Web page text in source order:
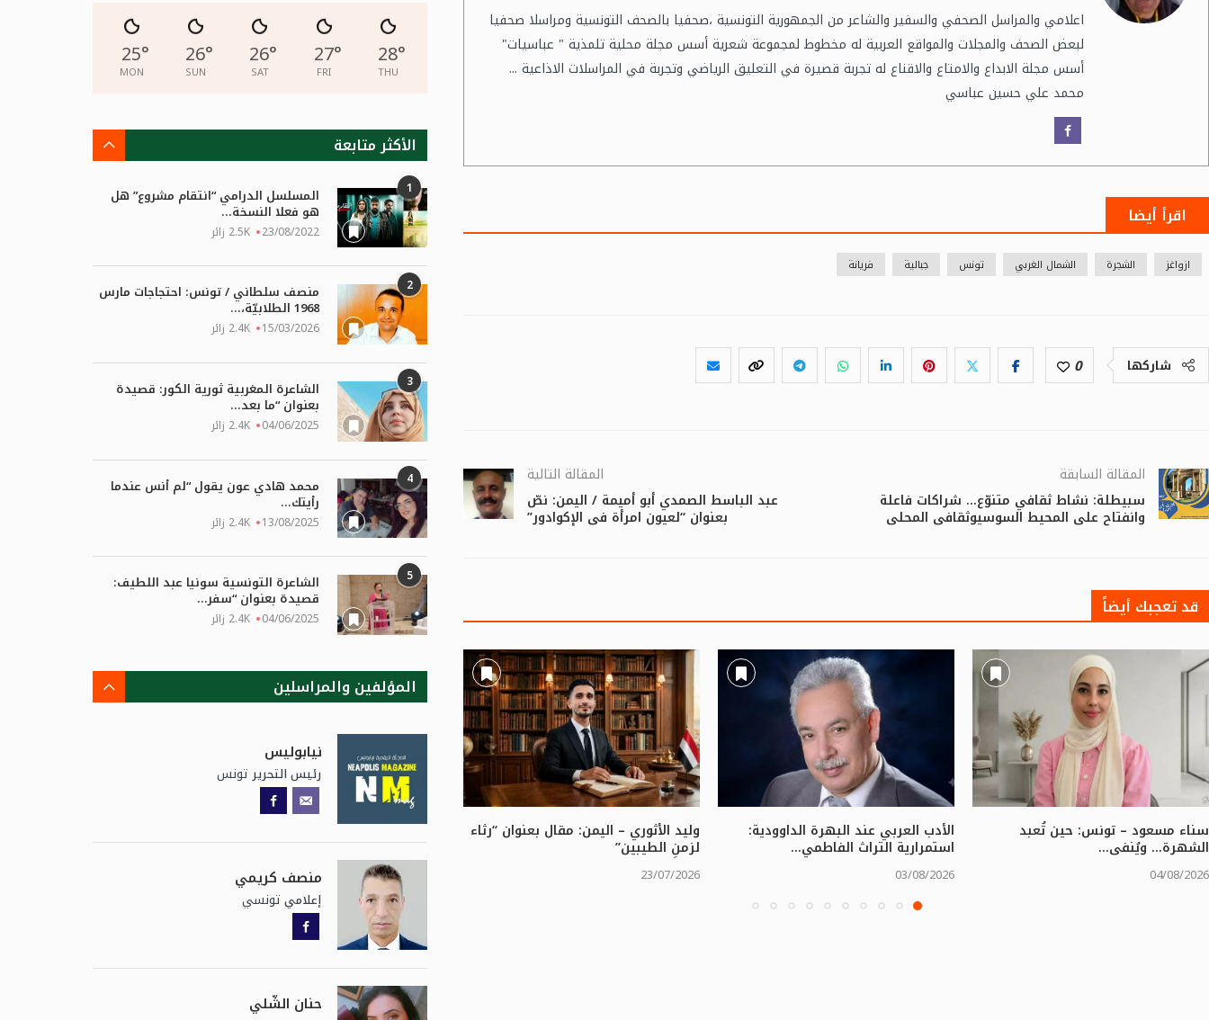
اعلامي والمراسل الصحفي والسفير والشاعر من الجمهورية التونسية ،صحفيا بالصحف التونسية ومراسلا صحفيا
لبعض الصحف والمجلات والمواقع العربية له مخطوط لمجموعة شعرية أسس مجلة محلية تلمذية " عباسيات"
أسس مجلة الابداع والامتاع والاقناع له تجربة قصيرة في التعليق الرياضي وتجربة في المراسلات الاذاعية ...
محمد علي حسين عباسي
اقرأ أيضا
ازواغز الشجرة الشمال الغربي تونس جبالية فريانة
شاركها 0
المقالة السابقة
سبيطلة: نشاط ثقافي متنوّع… شراكات فاعلة
وانفتاح على المحيط السوسيوثقافي المحلي
المقالة التالية
عبد الباسط الصمدي أبو أميمة / اليمن: نصّ
بعنوان “لعيون امرأة في الإكوادور”
قد تعجبك أيضاً
سناء مسعود – تونس: حين تُعبد
الشهرة… ويُنفى...
04/08/2026
الأدب العربي عند البهرة الداوودية:
استمرارية التراث الفاطمي...
03/08/2026
وليد الأثوري – اليمن: ​مقال بعنوان “رثاء
لزمنِ الطيبين”
23/07/2026
عماد خالد رحمة – برلين: الأدب الحَرّاني
والأدب...
20/07/2026
جماليات...
28°
THU
27°
FRI
26°
SAT
26°
SUN
25°
MON
الأكثر متابعة
1 المسلسل الدرامي “انتقام مشروع” هل
هو فعلا النسخة...
23/08/2022 2.5K زائر
2 منصف سلطاني / تونس: احتجاجات مارس
1968 الطلابيّة،...
15/03/2026 2.4K زائر
3 الشاعرة المغربية ثورية الكور: قصيدة
بعنوان “ما بعد...
04/06/2025 2.4K زائر
4 محمد هادي عون يقول “لم أنس عندما
رأيتك...
13/08/2025 2.4K زائر
5 الشاعرة التونسية سونيا عبد اللطيف:
قصيدة بعنوان “سفر...
04/06/2025 2.4K زائر
المؤلفين والمراسلين
نيابوليس
رئيس التحرير تونس
منصف كريمي
إعلامي تونسي
حنان الشّلي